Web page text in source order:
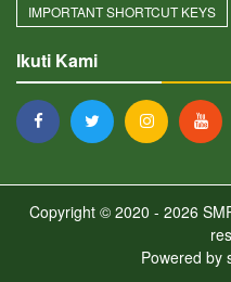
IMPORTANT SHORTCUT KEYS
Ikuti Kami
Copyright © 2020 - 2026
Powered by